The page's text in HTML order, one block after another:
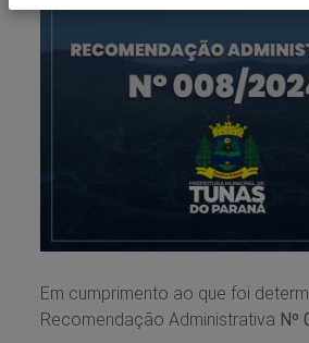
Em cumprimento ao que foi
Recomendação Administrativa Nº